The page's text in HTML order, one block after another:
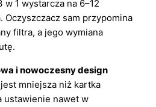
1 wystarcza na 6–12
Oczyszczacz sam przypomina
filtra, a jego wymiana
i nowoczesny design
mniejsza niż kartka
ustawienie nawet w